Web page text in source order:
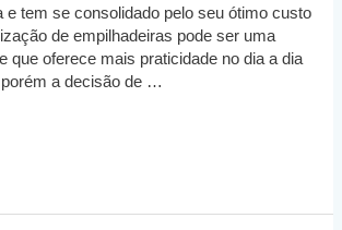
e tem se consolidado pelo seu ótimo custo
de empilhadeiras pode ser uma
que oferece mais praticidade no dia a dia
a decisão de …